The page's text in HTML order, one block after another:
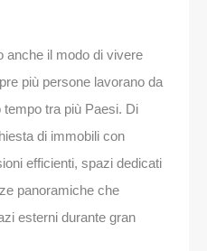
anche il modo di vivere
più persone lavorano da
tempo tra più Paesi. Di
di immobili con
efficienti, spazi dedicati
panoramiche che
esterni durante gran